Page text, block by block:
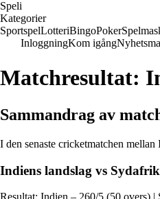
Speli
Kategorier
SportspelLotteriBingoPoker
InloggningKom igång
Matchresultat:
Sammandrag av
I den senaste cricketmatchen
Indiens landslag vs